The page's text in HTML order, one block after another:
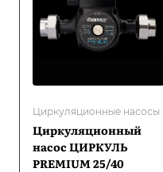
Циркуляционные насосы
Циркуляционный
насос ЦИРКУЛЬ
PREMIUM 25/40